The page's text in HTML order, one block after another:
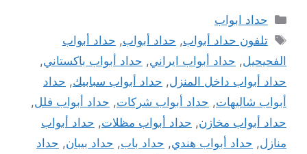
التصنيفات
حداد ابواب
الوسوم
تلفون حداد أبواب, حداد أبواب, حداد أبواب
الفحيحيل, حداد أبواب ايراني, حداد أبواب باكستاني,
حداد أبواب داخل المنزل, حداد أبواب سبابيك, حداد
أبواب شاليهات, حداد أبواب شركات, حداد أبواب فلل,
حداد أبواب مخازن, حداد أبواب مظلات, حداد أبواب
منازل, حداد أبواب هندي, حداد باب, حداد بيبان, حداد